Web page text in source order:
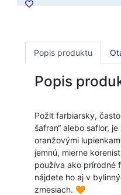
Popis produktu
Popis
Požlt farbiarsky,
šafran“ alebo saflor,
oranžovými
jemnú, mierne
používa ako prírodné
nájdete ho aj v
zmesiach. 🧡